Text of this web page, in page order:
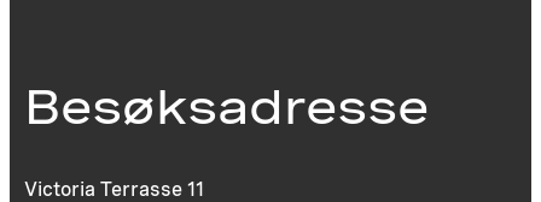
Besøksadresse
Victoria Terrasse 11